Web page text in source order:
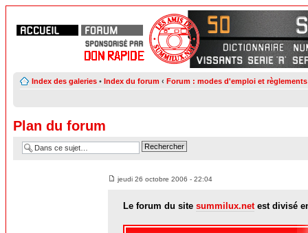
Index des galeries • Index du forum ‹ Forum : modes d'emploi et règlements
Plan du forum
jeudi 26 octobre 2006 - 22:04
Le forum du site summilux.netest divisé